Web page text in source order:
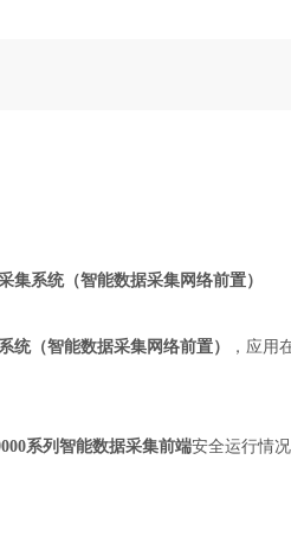
集系统（智能数据采集网络前置）
统（智能数据采集网络前置） ，应用
系列智能数据采集前端安全运行情况